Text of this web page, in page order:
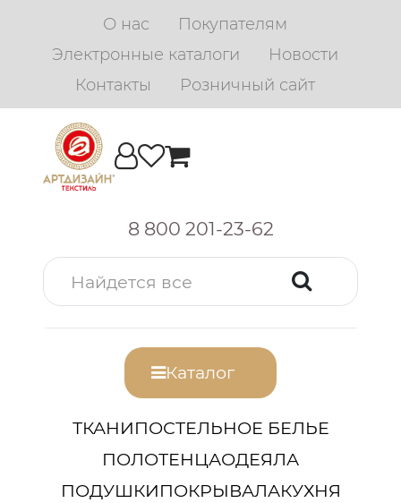
О нас
Покупателям
Электронные каталоги
Новости
Контакты
Розничный сайт
8 800 201-23-62
Каталог
ТКАНИПОСТЕЛЬНОЕ БЕЛЬЕ
ПОЛОТЕНЦАОДЕЯЛА
ПОДУШКИПОКРЫВАЛАКУХНЯ